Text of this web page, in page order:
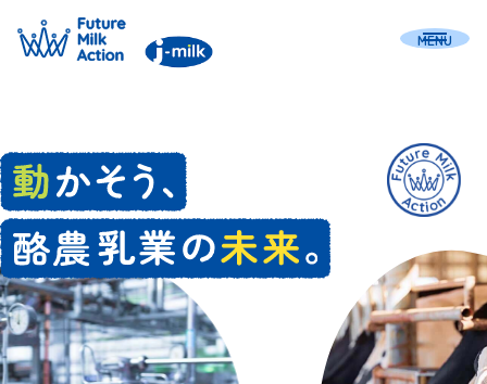
根幹的課題への対応
地球にやさしく
-温室効果ガスの削減-
人にやさしく
MENU